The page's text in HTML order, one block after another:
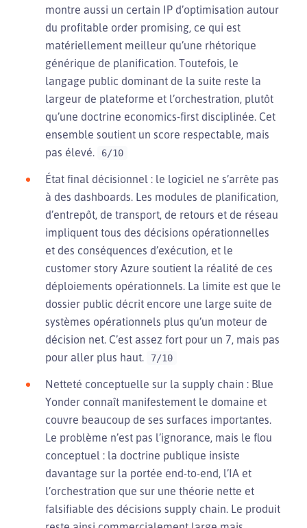
montre aussi un certain IP d’optimisation autour
du profitable order promising, ce qui est
matériellement meilleur qu’une rhétorique
générique de planification. Toutefois, le
langage public dominant de la suite reste la
largeur de plateforme et l’orchestration, plutôt
qu’une doctrine economics-first disciplinée. Cet
ensemble soutient un score respectable, mais
pas élevé.
6/10
État final décisionnel : le logiciel ne s’arrête pas
à des dashboards. Les modules de planification,
d’entrepôt, de transport, de retours et de réseau
impliquent tous des décisions opérationnelles
et des conséquences d’exécution, et le
customer story Azure soutient la réalité de ces
déploiements opérationnels. La limite est que le
dossier public décrit encore une large suite de
systèmes opérationnels plus qu’un moteur de
décision net. C’est assez fort pour un 7, mais pas
pour aller plus haut.
7/10
Netteté conceptuelle sur la supply chain : Blue
Yonder connaît manifestement le domaine et
couvre beaucoup de ses surfaces importantes.
Le problème n’est pas l’ignorance, mais le flou
conceptuel : la doctrine publique insiste
davantage sur la portée end-to-end, l’IA et
l’orchestration que sur une théorie nette et
falsifiable des décisions supply chain. Le produit